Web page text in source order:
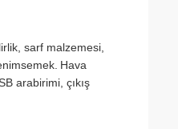
sarf malzemesi,
Hava
arabirimi, çıkış